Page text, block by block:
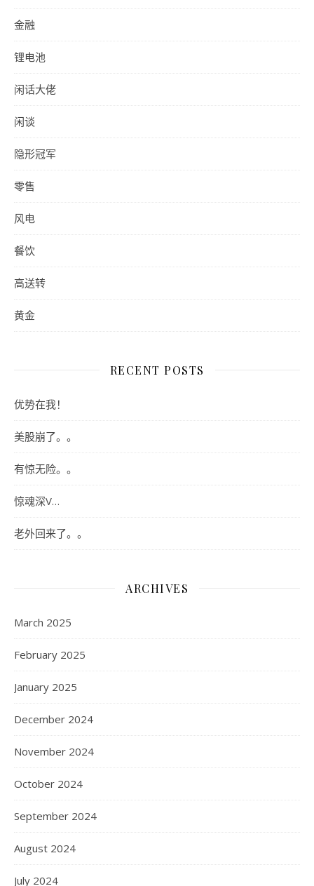
金融
锂电池
闲话大佬
闲谈
隐形冠军
零售
风电
餐饮
高送转
黄金
RECENT POSTS
优势在我！
美股崩了。。
有惊无险。。
惊魂深V…
老外回来了。。
ARCHIVES
March 2025
February 2025
January 2025
December 2024
November 2024
October 2024
September 2024
August 2024
July 2024